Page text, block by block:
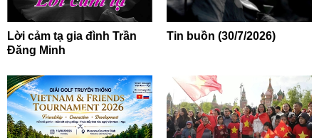
Lời cảm tạ gia đình Trần
Đăng Minh
Tin buồn (30/7/2026)